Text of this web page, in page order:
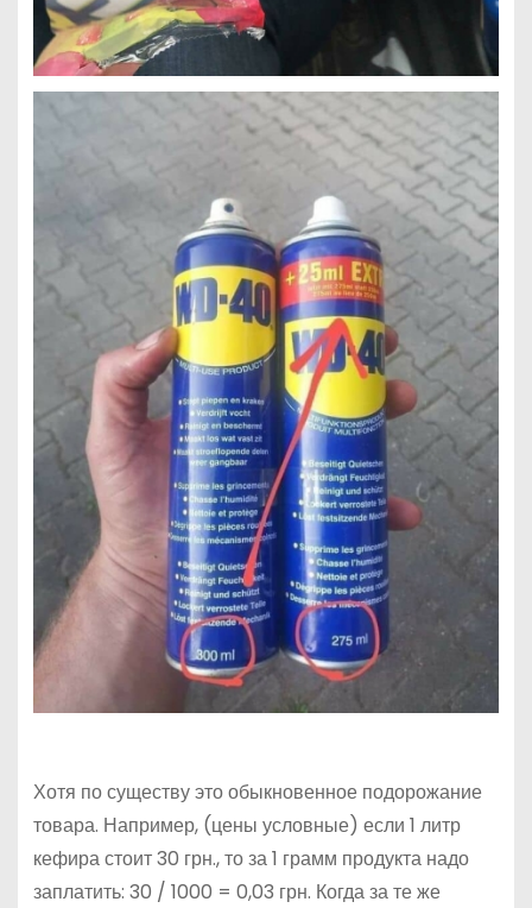
Хотя по существу это обыкновенное подорожание
товара. Например, (цены условные) если 1 литр
кефира стоит 30 грн., то за 1 грамм продукта надо
заплатить: 30 / 1000 = 0,03 грн. Когда за те же